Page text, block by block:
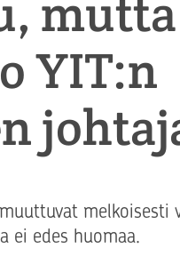
YIT:n
melkoisesti
ei edes huomaa.